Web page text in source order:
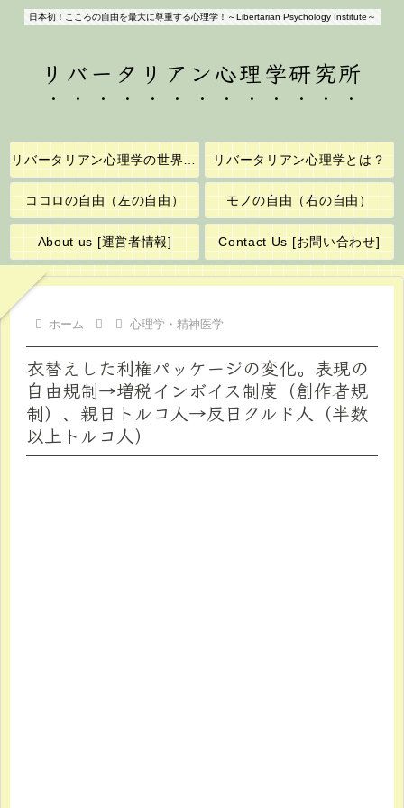
日本初！こころの自由を最大に尊重する心理学！～Libertarian Psychology Institute～
リバータリアン心理学研究所
リバータリアン心理学の世界へようこそ！ リバータリアン心理学とは？
ココロの自由（左の自由） モノの自由（右の自由）
About us [運営者情報] Contact Us [お問い合わせ]
ホーム 心理学・精神医学
衣替えした利権パッケージの変化。表現の
自由規制→増税インボイス制度（創作者規
制）、親日トルコ人→反日クルド人（半数
以上トルコ人）